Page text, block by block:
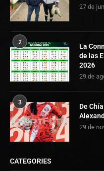
27 de
2
La
de las
2026
29 de
3
De
29 de
CATEGORIES